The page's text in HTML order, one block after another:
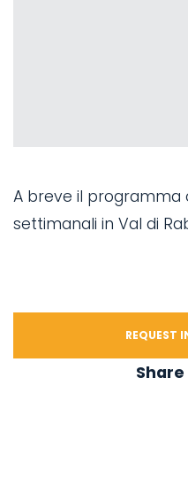
A breve il
settimanali in Val di
REQUEST
Share